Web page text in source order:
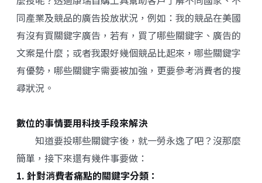
同產業及競品的廣告投放狀況，例如：我的競品在美國
有沒有買關鍵字廣告，若有，買了哪些關鍵字、廣告的
文案是什麼；或者我跟好幾個競品比起來，哪些關鍵字
有優勢，哪些關鍵字需要被加強，更要參考消費者的搜
尋狀況。
數位的事情要用科技手段來解決
知道要投哪些關鍵字後，就一勞永逸了吧？沒那麼
簡單，接下來還有幾件事要做：
1. 針對消費者痛點的關鍵字分類：